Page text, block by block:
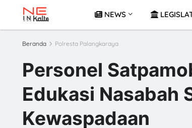
NEWS
Beranda Polresta Palangkaraya
Personel
Edukasi Nasabah
Kewaspadaan